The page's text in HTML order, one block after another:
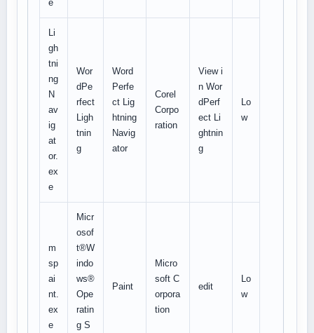
e
Li
gh
tni
ng
N
av
ig
at
or.
ex
e
Wor
dPe
rfect
Ligh
tnin
g
Word
Perfe
ct Lig
htning
Navig
ator
Corel
Corpo
ration
View i
n Wor
dPerf
ect Li
ghtnin
g
Lo
w
m
sp
ai
nt.
ex
e
Micr
osof
t®W
indo
ws®
Ope
ratin
g S
Paint
Micro
soft C
orpora
tion
edit
Lo
w